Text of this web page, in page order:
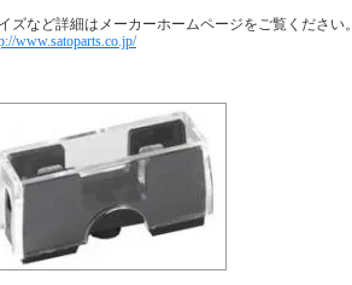
ズなど詳細はメーカーホームページをご覧ください。
www.satoparts.co.jp/